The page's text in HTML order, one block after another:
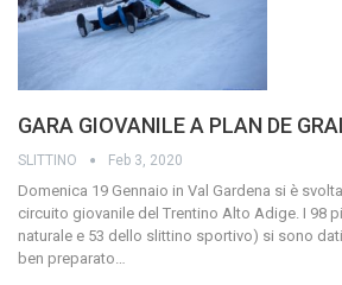
GARA GIOVANILE A PLAN DE
SLITTINO Feb 3, 2020
Domenica 19 Gennaio in Val Gardena si è
circuito giovanile del Trentino Alto Adige. I 98
naturale e 53 dello slittino sportivo) si sono
ben preparato